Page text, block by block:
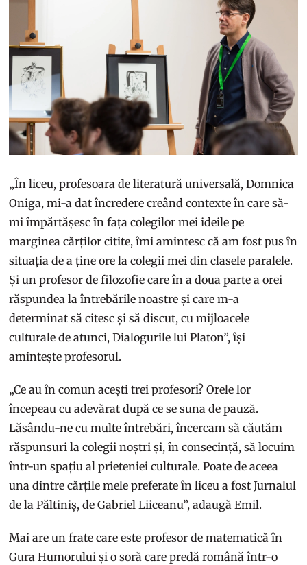
„În liceu, profesoara de literatură universală, Domnica
Oniga, mi-a dat încredere creând contexte în care să-
mi împărtășesc în fața colegilor mei ideile pe
marginea cărților citite, îmi amintesc că am fost pus în
situația de a ține ore la colegii mei din clasele paralele.
Și un profesor de filozofie care în a doua parte a orei
răspundea la întrebările noastre și care m-a
determinat să citesc și să discut, cu mijloacele
culturale de atunci, Dialogurile lui Platon”, își
amintește profesorul.
„Ce au în comun acești trei profesori? Orele lor
începeau cu adevărat după ce se suna de pauză.
Lăsându-ne cu multe întrebări, încercam să căutăm
răspunsuri la colegii noștri și, în consecință, să locuim
într-un spațiu al prieteniei culturale. Poate de aceea
una dintre cărțile mele preferate în liceu a fost Jurnalul
de la Păltiniș, de Gabriel Liiceanu”, adaugă Emil.
Mai are un frate care este profesor de matematică în
Gura Humorului și o soră care predă română într-o